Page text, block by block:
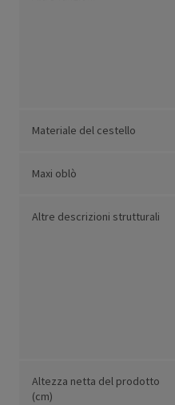
Materiale del cestello
Maxi oblò
Altre descrizioni strutturali
Altezza netta del prodotto
(cm)